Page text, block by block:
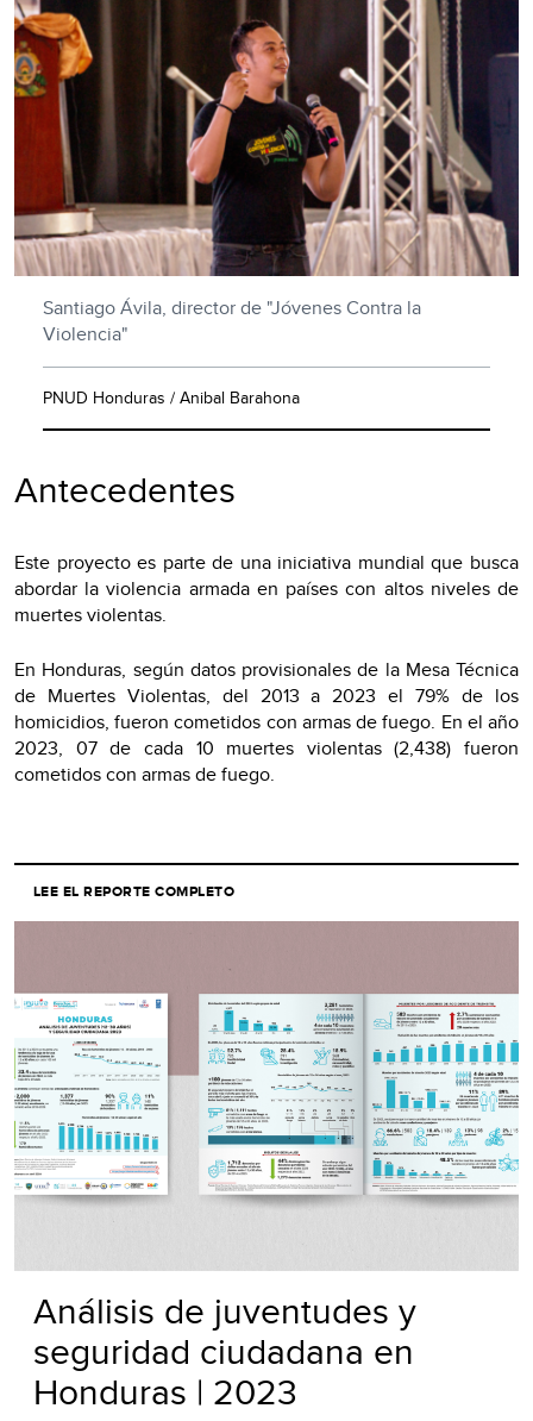
Santiago Ávila, director de "Jóvenes Contra la
Violencia"
PNUD Honduras / Anibal Barahona
Antecedentes
Este proyecto es parte de una iniciativa mundial que busca
abordar la violencia armada en países con altos niveles de
muertes violentas.
En Honduras, según datos provisionales de la Mesa Técnica
de Muertes Violentas, del 2013 a 2023 el 79% de los
homicidios, fueron cometidos con armas de fuego. En el año
2023, 07 de cada 10 muertes violentas (2,438) fueron
cometidos con armas de fuego.
LEE EL REPORTE COMPLETO
Análisis de juventudes y
seguridad ciudadana en
Honduras | 2023